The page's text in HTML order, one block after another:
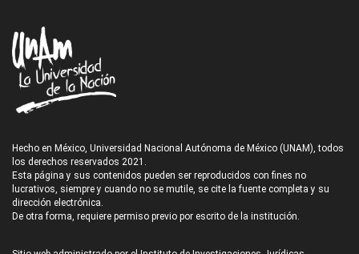
Hecho en México, Universidad Nacional Autónoma de México (UNAM), todos
los derechos reservados 2021.
Esta página y sus contenidos pueden ser reproducidos con fines no
lucrativos, siempre y cuando no se mutile, se cite la fuente completa y su
dirección electrónica.
De otra forma, requiere permiso previo por escrito de la institución.